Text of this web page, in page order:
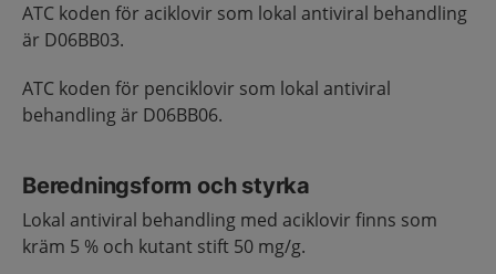
ATC koden för aciklovir som lokal antiviral behandling
är D06BB03.
ATC koden för penciklovir som lokal antiviral
behandling är D06BB06.
Beredningsform och styrka
Lokal antiviral behandling med aciklovir finns som
kräm 5 % och kutant stift 50 mg/g.